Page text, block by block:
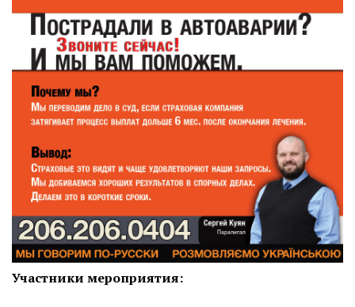
Участники мероприятия: